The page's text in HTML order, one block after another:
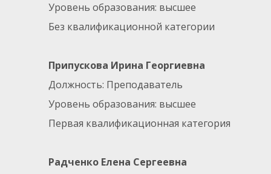
Уровень образования: высшее
Без квалификационной категории
Припускова Ирина Георгиевна
Должность: Преподаватель
Уровень образования: высшее
Первая квалификационная категория
Радченко Елена Сергеевна